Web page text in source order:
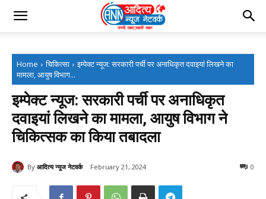
Home चिकित्सा
इम्पेक्ट न्यूज: सरकारी पर्ची पर अनाधिकृत दवाइयां लिखने का
मामला, आयुष विभाग...
इम्पेक्ट न्यूज: सरकारी पर्ची पर अनाधिकृत
दवाइयां लिखने का मामला, आयुष विभाग ने
चिकित्सक का किया तबादला
By आदित्य न्यूज नेटवर्क February 21, 2024 0